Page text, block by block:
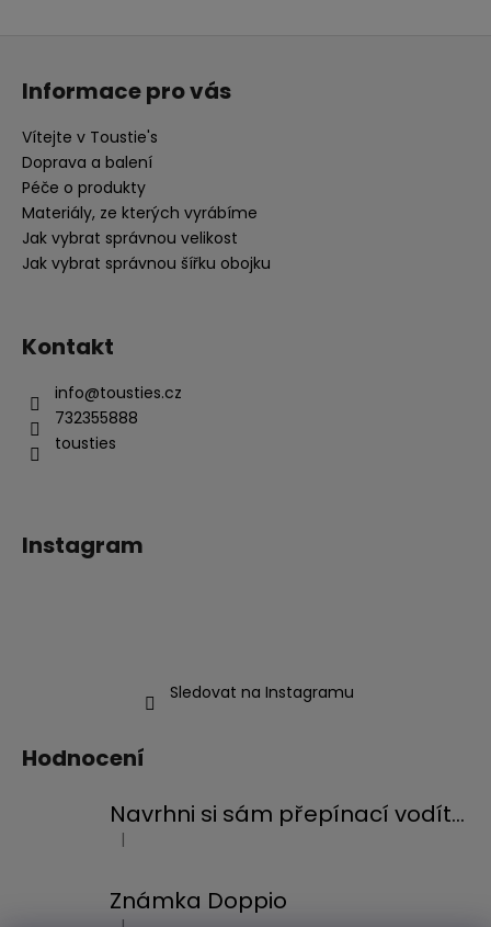
Informace pro vás
Vítejte v Toustie's
Doprava a balení
Péče o produkty
Materiály, ze kterých vyrábíme
Jak vybrat správnou velikost
Jak vybrat správnou šířku obojku
Kontakt
info@tousties.cz
732355888
tousties
Instagram
Sledovat na Instagramu
Hodnocení
Navrhni si sám přepínací vodítko
Hodnocení produktu je 5 z 5 hvězdiček.
|
Známka Doppio